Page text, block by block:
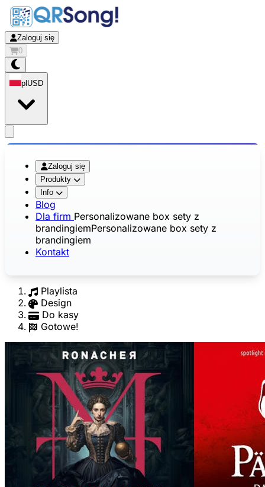
Zaloguj się
0
pl USD
Zaloguj się
Produkty
Info
Blog
Dla firm Personalizowane box sety z
brandingiemPersonalizowane box sety z
brandingiem
Kontakt
Playlista
Design
Do kasy
Gotowe!